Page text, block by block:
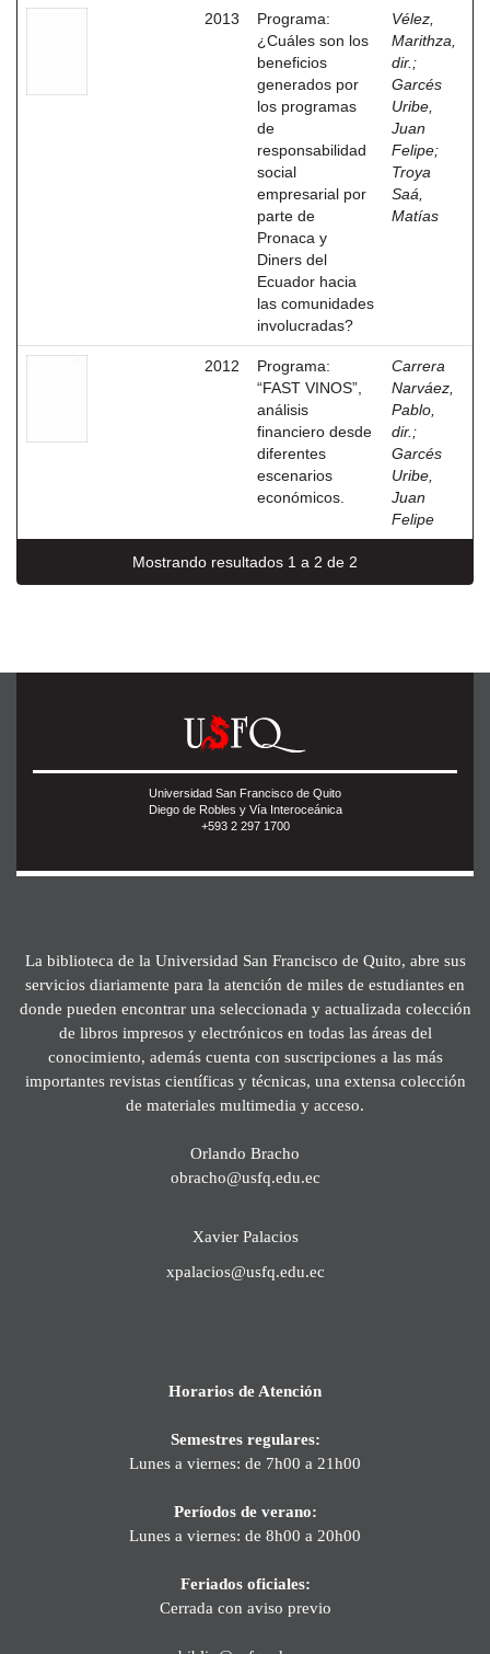
2013
Programa:
¿Cuáles son los
beneficios
generados por
los programas
de
responsabilidad
social
empresarial por
parte de
Pronaca y
Diners del
Ecuador hacia
las comunidades
involucradas?
Vélez,
Marithza,
dir. ;
Garcés
Uribe,
Juan
Felipe;
Troya
Saá,
Matías
2012
Programa:
“FAST VINOS”,
análisis
financiero desde
diferentes
escenarios
económicos.
Carrera
Narváez,
Pablo,
dir. ;
Garcés
Uribe,
Juan
Felipe
Mostrando resultados 1 a 2 de 2
Universidad San Francisco de Quito
Diego de Robles y Vía Interoceánica
+593 2 297 1700
La biblioteca de la Universidad San Francisco de Quito, abre sus
servicios diariamente para la atención de miles de estudiantes en
donde pueden encontrar una seleccionada y actualizada colección
de libros impresos y electrónicos en todas las áreas del
conocimiento, además cuenta con suscripciones a las más
importantes revistas científicas y técnicas, una extensa colección
de materiales multimedia y acceso.
Orlando Bracho
obracho@usfq.edu.ec
Xavier Palacios
xpalacios@usfq.edu.ec
Horarios de Atención
Semestres regulares:
Lunes a viernes: de 7h00 a 21h00
Períodos de verano:
Lunes a viernes: de 8h00 a 20h00
Feriados oficiales:
Cerrada con aviso previo